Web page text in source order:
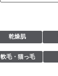
乾燥肌
軟毛・猫っ毛